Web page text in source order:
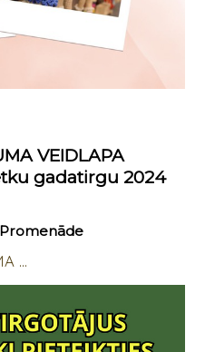
VEIDLAPA
gadatirgu 2024
...